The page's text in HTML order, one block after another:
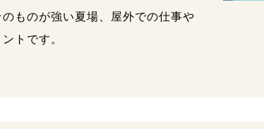
ものが強い夏場、屋外での仕事や
トです。